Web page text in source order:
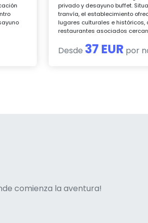
privado y desayuno buffet.
tranvía, el establecimiento
lugares culturales e históricos,
restaurantes asociados
Desde 37 EUR por
comienza la aventura!